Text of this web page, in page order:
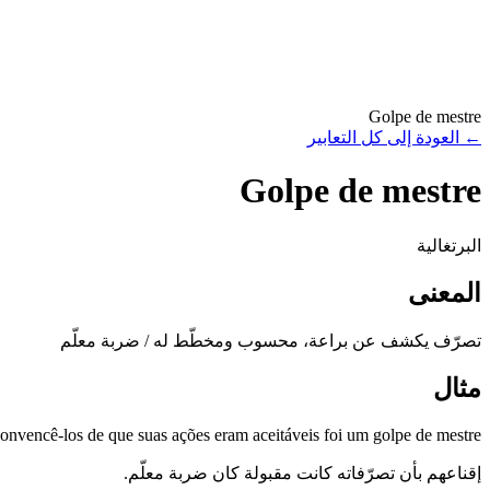
Golpe de mestre
←
العودة إلى كل التعابير
Golpe de mestre
البرتغالية
المعنى
تصرّف يكشف عن براعة، محسوب ومخطّط له / ضربة معلّم
مثال
los de que suas ações eram aceitáveis foi um golpe de mestre.
إقناعهم بأن تصرّفاته كانت مقبولة كان ضربة معلّم.